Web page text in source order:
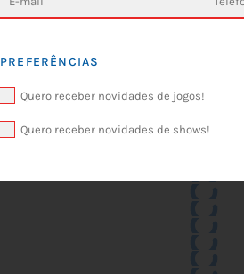
PREFERÊNCIAS
Quero receber novidades de jogos!
Quero receber novidades de shows!